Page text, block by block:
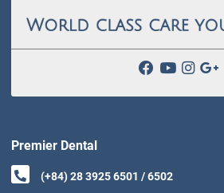
Premier Dental
(+84) 28 3925 6501 / 6502